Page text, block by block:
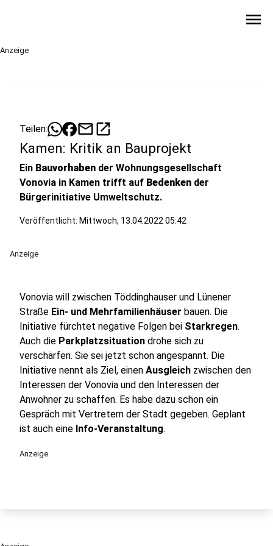
menu
Anzeige
Teilen: mailopen_in_new
Kamen: Kritik an Bauprojekt
Ein Bauvorhaben der Wohnungsgesellschaft
Vonovia in Kamen trifft auf Bedenken der
Bürgerinitiative Umweltschutz.
Veröffentlicht: Mittwoch, 13.04.2022 05:42
Anzeige
Vonovia will zwischen Töddinghauser und Lünener
Straße Ein- und Mehrfamilienhäuser bauen. Die
Initiative fürchtet negative Folgen bei Starkregen.
Auch die Parkplatzsituation drohe sich zu
verschärfen. Sie sei jetzt schon angespannt. Die
Initiative nennt als Ziel, einen Ausgleich zwischen den
Interessen der Vonovia und den Interessen der
Anwohner zu schaffen. Es habe dazu schon ein
Gespräch mit Vertretern der Stadt gegeben. Geplant
ist auch eine Info-Veranstaltung.
Anzeige